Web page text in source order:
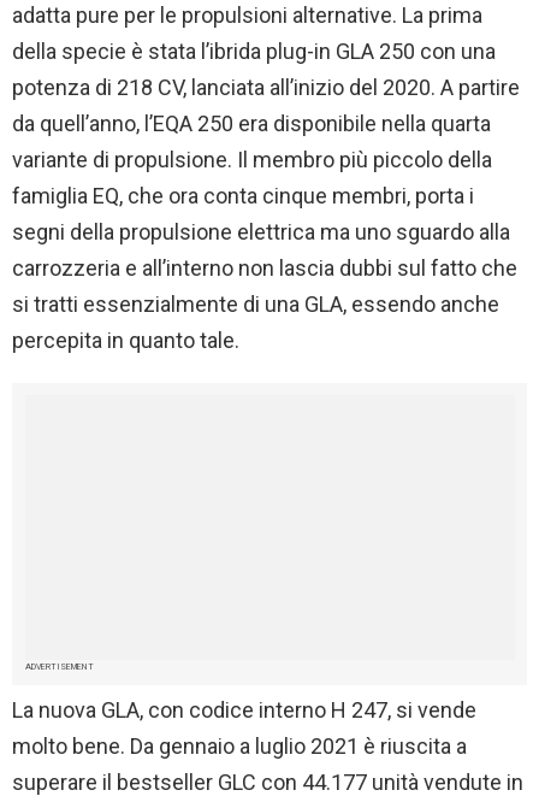
adatta pure per le propulsioni alternative. La prima
della specie è stata l’ibrida plug-in GLA 250 con una
potenza di 218 CV, lanciata all’inizio del 2020. A partire
da quell’anno, l’EQA 250 era disponibile nella quarta
variante di propulsione. Il membro più piccolo della
famiglia EQ, che ora conta cinque membri, porta i
segni della propulsione elettrica ma uno sguardo alla
carrozzeria e all’interno non lascia dubbi sul fatto che
si tratti essenzialmente di una GLA, essendo anche
percepita in quanto tale.
ADVERTISEMENT
La nuova GLA, con codice interno H 247, si vende
molto bene. Da gennaio a luglio 2021 è riuscita a
superare il bestseller GLC con 44.177 unità vendute in